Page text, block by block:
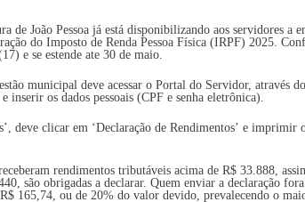
de João Pessoa já está disponibilizando aos servidores a
do Imposto de Renda Pessoa Física (IRPF) 2025.
e se estende ate 30 de maio.
municipal deve acessar o Portal do Servidor, através
os dados pessoais (CPF e senha eletrônica).
deve clicar em ‘Declaração de Rendimentos’ e imprimir
rendimentos tributáveis acima de R$ 33.888,
são obrigadas a declarar. Quem enviar a declaração
165,74, ou de 20% do valor devido, prevalecendo o